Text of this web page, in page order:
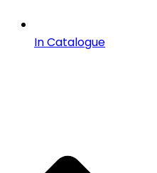
In Catalogue